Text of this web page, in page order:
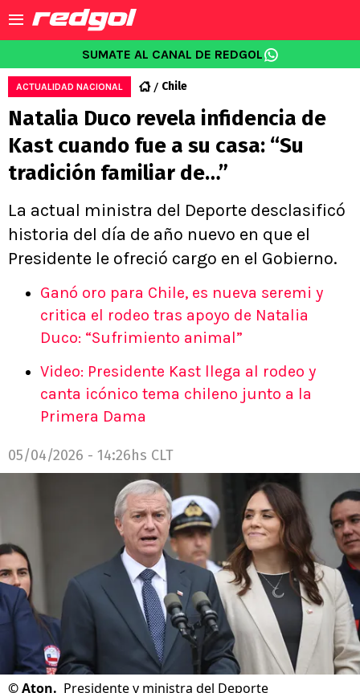
SUMATE AL CANAL DE REDGOL
ACTUALIDAD NACIONAL Chile
Natalia Duco revela infidencia de
Kast cuando fue a su casa: “Su
tradición familiar de…”
La actual ministra del Deporte desclasificó
historia del día de año nuevo en que el
Presidente le ofreció cargo en el Gobierno.
Ganó oro para Chile, es nueva seremi y
critica el rodeo tras apoyo de Natalia
Duco: “Sufrimiento animal”
Video: Presidente Kast llega al rodeo y
canta icónico tema chileno junto a la
Primera Dama
05/04/2026 - 14:26hs CLT
©Aton. Presidente y ministra del Deporte